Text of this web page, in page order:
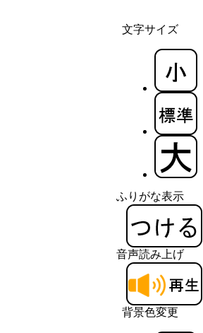
文字サイズ
ふりがな表示
音声読み上げ
背景色変更